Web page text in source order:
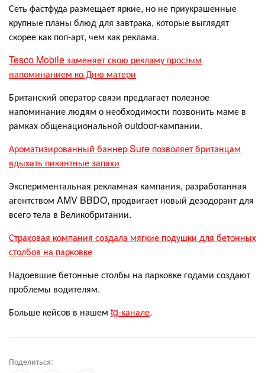
Сеть фастфуда размещает яркие, но не приукрашенные
крупные планы блюд для завтрака, которые выглядят
скорее как поп-арт, чем как реклама.
Tesco Mobile заменяет свою рекламу простым
напоминанием ко Дню матери
Британский оператор связи предлагает полезное
напоминание людям о необходимости позвонить маме в
рамках общенациональной outdoor-кампании.
Ароматизированный баннер Sure позволяет британцам
вдыхать пикантные запахи
Экспериментальная рекламная кампания, разработанная
агентством AMV BBDO, продвигает новый дезодорант для
всего тела в Великобритании.
Страховая компания создала мягкие подушки для бетонных
столбов на парковке
Надоевшие бетонные столбы на парковке годами создают
проблемы водителям.
Больше кейсов в нашем tg-канале.
Поделиться: